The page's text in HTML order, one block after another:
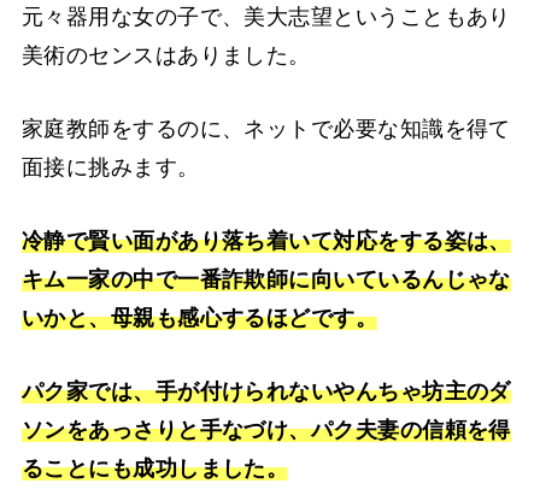
元々器用な女の子で、美大志望ということもあり
美術のセンスはありました。
家庭教師をするのに、ネットで必要な知識を得て
面接に挑みます。
冷静で賢い面があり落ち着いて対応をする姿は、
キム一家の中で一番詐欺師に向いているんじゃな
いかと、母親も感心するほどです。
パク家では、手が付けられないやんちゃ坊主のダ
ソンをあっさりと手なづけ、パク夫妻の信頼を得
ることにも成功しました。